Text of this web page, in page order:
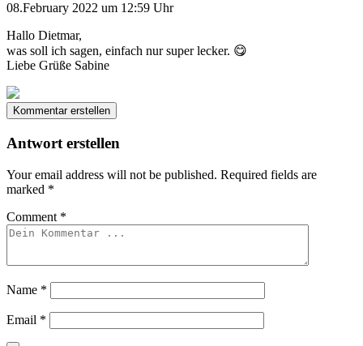
08.February 2022 um 12:59 Uhr
Hallo Dietmar,
was soll ich sagen, einfach nur super lecker. 😋
Liebe Grüße Sabine
Kommentar erstellen
Antwort erstellen
Your email address will not be published. Required fields are
marked *
Comment *
Name *
Email *